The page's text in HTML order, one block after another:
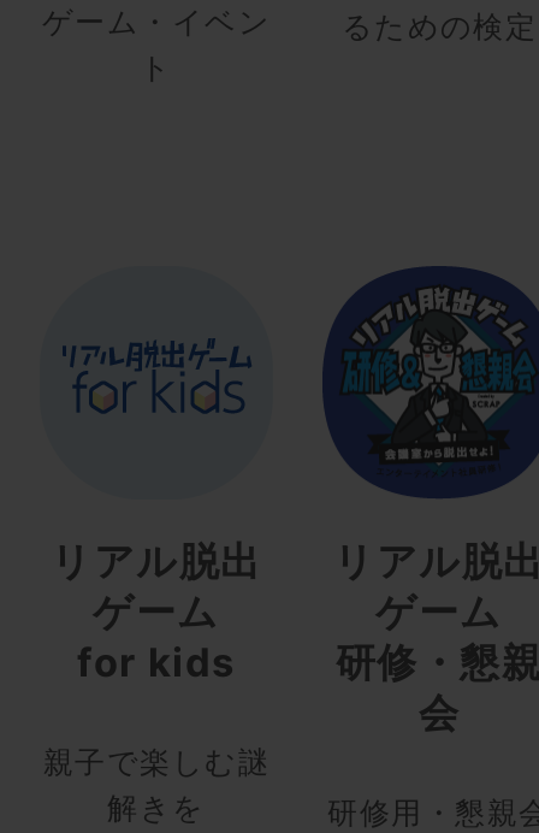
ゲーム・イベン
ト
るための検定
リアル脱出
ゲーム
for kids
親子で楽しむ謎
解きを
リアル脱
ゲーム
研修・懇
会
研修用・懇親